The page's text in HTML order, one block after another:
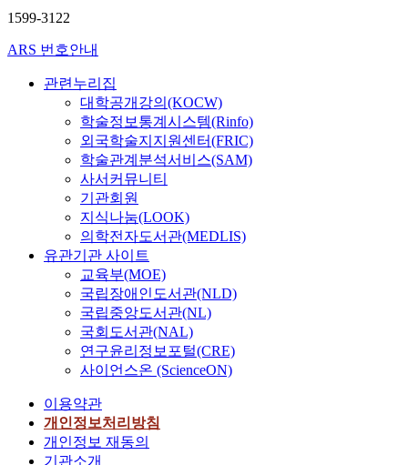
1599-3122
ARS 번호안내
관련누리집
대학공개강의(KOCW)
학술정보통계시스템(Rinfo)
외국학술지지원센터(FRIC)
학술관계분석서비스(SAM)
사서커뮤니티
기관회원
지식나눔(LOOK)
의학전자도서관(MEDLIS)
유관기관 사이트
교육부(MOE)
국립장애인도서관(NLD)
국립중앙도서관(NL)
국회도서관(NAL)
연구윤리정보포털(CRE)
사이언스온 (ScienceON)
이용약관
개인정보처리방침
개인정보 재동의
기관소개